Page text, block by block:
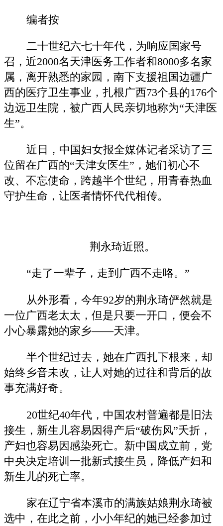
编者按
二十世纪六七十年代，为响应国家号
召，近2000名天津医务工作者和8000多名家
属，离开熟悉的家园，南下支援祖国边疆广
西的医疗卫生事业，扎根广西73个县的176个
边远卫生院，被广西人民亲切地称为“天津医
生”。
近日，中国妇女报全媒体记者采访了三
位留在广西的“天津女医生”，她们初心不
改、不忘使命，跨越半个世纪，用青春热血
守护生命，让医者情怀代代相传。
荆永琦近照。
“走了一辈子，走到广西不走咯。”
从外形看，今年92岁的荆永琦俨然就是
一位广西老太太，但是只要一开口，便会不
小心暴露她的家乡——天津。
半个世纪过去，她在广西扎下根来，却
始终乡音未改，让人对她的过往和背后的故
事充满好奇。
20世纪40年代，中国农村普遍都是旧法
接生，新生儿容易因得产后“破伤风”夭折，
产妇也容易因感染死亡。新中国成立前，党
中央决定培训一批新式接生员，降低产妇和
新生儿的死亡率。
家在辽宁省本溪市的满族姑娘荆永琦被
选中，在此之前，小小年纪的她已经参加过